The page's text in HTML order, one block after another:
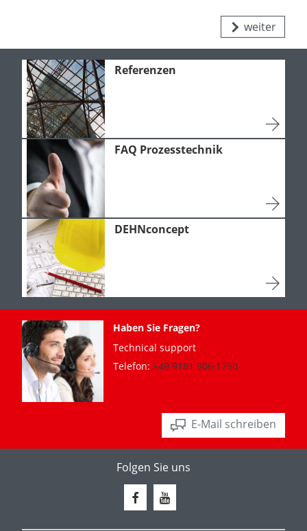
weiter
Referenzen
FAQ Prozesstechnik
DEHNconcept
Haben Sie Fragen?
Technical support
Telefon: +49 9181 906 1750
E-Mail schreiben
Folgen Sie uns